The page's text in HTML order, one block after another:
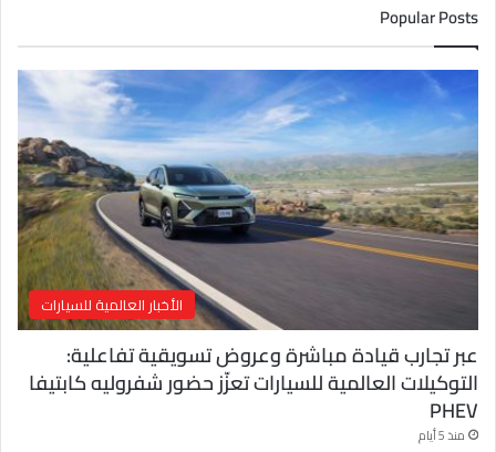
ا
ل
إ
ل
ك
ت
ر
و
ن
ي
Popular Posts
الأخبار العالمية للسيارات
عبر تجارب قيادة مباشرة وعروض تسويقية تفاعلية:
التوكيلات العالمية للسيارات تعزّز حضور شفروليه كابتيفا
PHEV
منذ 5 أيام